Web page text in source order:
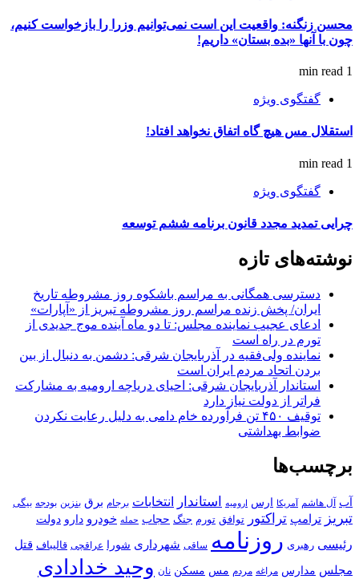
محسن زنگنه: واقعیت این است نمی‌توانیم وزرا را بازخواست کنیم،
چون با آنها «بده بستان» داریم!
1 min read
گفتگوی ویژه
استقلال مس هیچ گاه اتفاق نخواهد افتاد!
1 min read
گفتگوی ویژه
چرایی تمدید مجدد قانون برنامه ششم توسعه
نوشته‌های تازه
دسترسی همگانی به مراسم باشکوه روز مشروطه تاریخ
ایران/ پخش زنده مراسم روز مشروطه تبریز از «آپارات»
ادعای عجیب نماینده مجلس: تا دو ماه آینده موج جدیدی از
تورم در راه است
نماینده ولی‌فقیه در آذربایجان شرقی: دشمن به دنبال از بین
بردن اتحاد مردم ایران است
استاندار آذربایجان شرقی: احیای دریاچه ارومیه به مشارکت
فراتر از دولت نیاز دارد
توقیف ۴۵۰ تن فرآورده خام دامی به دلیل رعایت نکردن
ضوابط بهداشتی
برچسب‌ها
آب آل هاشم آمریکا ارس ارومیه استاندار انتخابات برجام برق بنزین بودجه بیگی
تبریز ترامپ تراکتور توافق تورم جنگ حجاب حمله خودرو دارو دولت
رئیسی رهبری روزنامه ساقی شهرداری شورا عراقچی قالیباف قتل
مجلس مدارس مراغه مردم مس مسکن نان وحید خدادادی